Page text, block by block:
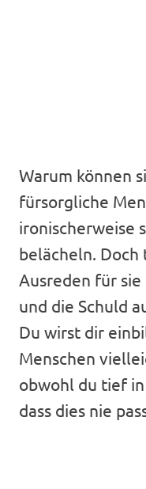
Warum können
fürsorgliche
ironischerweise
belächeln.
Ausreden für
und die Schuld
Du wirst dir
Menschen
obwohl du tief
dass dies nie